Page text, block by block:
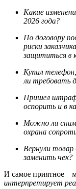
Какие
2026 года?
По договору
риски
защититься в
Купил
ли требовать
Пришел штраф
оспорить и в
Можно ли
охрана
Вернули
заменить чек?
И самое приятное –
интерпретирует